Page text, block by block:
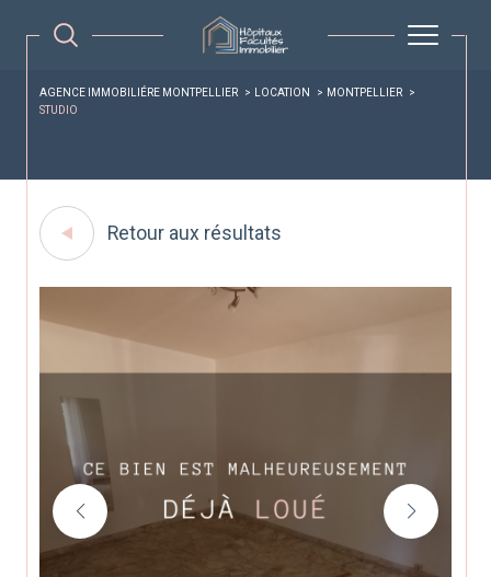
AGENCE IMMOBILIÉRE MONTPELLIER LOCATION
MONTPELLIER
STUDIO
Retour aux résultats